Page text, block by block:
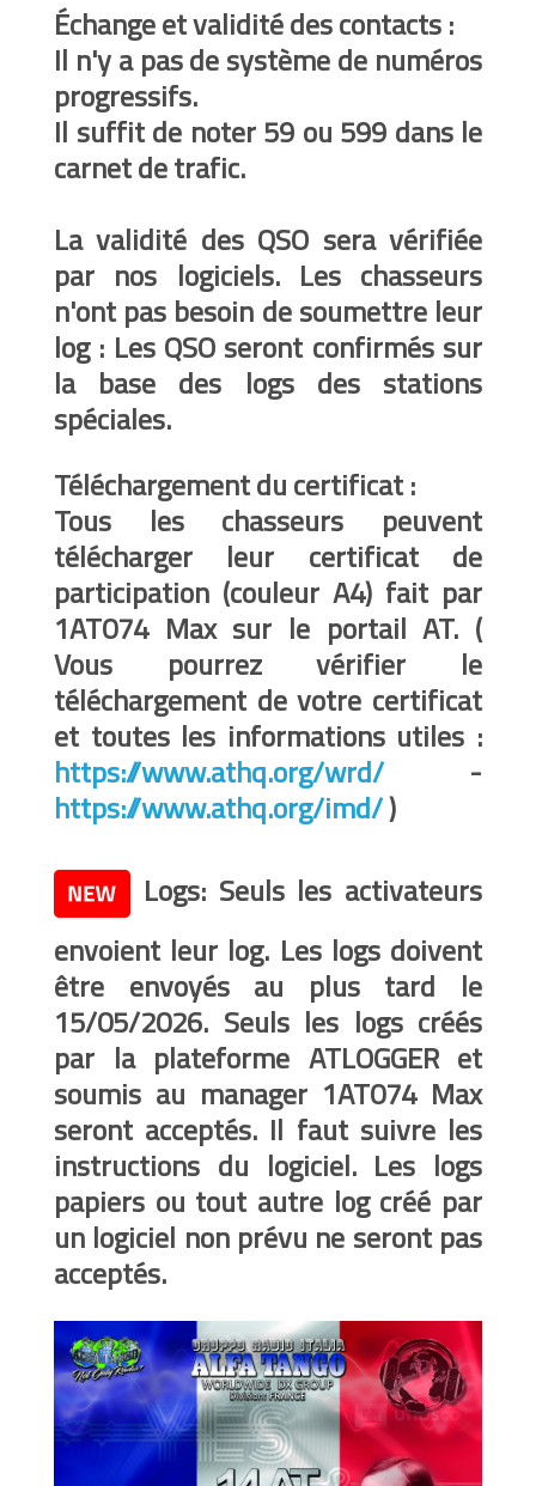
Échange et validité des contacts :
Il n'y a pas de système de numéros
progressifs.
Il suffit de noter 59 ou 599 dans le
carnet de trafic.
La validité des QSO sera vérifiée
par nos logiciels. Les chasseurs
n'ont pas besoin de soumettre leur
log : Les QSO seront confirmés sur
la base des logs des stations
spéciales.
Téléchargement du certificat :
Tous les chasseurs peuvent
télécharger leur certificat de
participation (couleur A4) fait par
1AT074 Max sur le portail AT. (
Vous pourrez vérifier le
téléchargement de votre certificat
et toutes les informations utiles :
https://www.athq.org/wrd/-
https://www.athq.org/imd/)
Logs: Seuls les activateurs
envoient leur log. Les logs doivent
être envoyés au plus tard le
15/05/2026. Seuls les logs créés
par la plateforme ATLOGGER et
soumis au manager 1AT074 Max
seront acceptés. Il faut suivre les
instructions du logiciel. Les logs
papiers ou tout autre log créé par
un logiciel non prévu ne seront pas
acceptés.